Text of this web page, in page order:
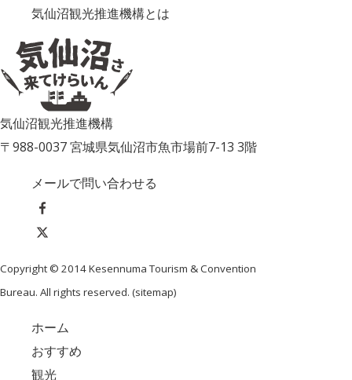
気仙沼観光推進機構とは
気仙沼観光推進機構
〒988-0037 宮城県気仙沼市魚市場前7-13 3階
メールで問い合わせる
Copyright © 2014 Kesennuma Tourism & Convention
Bureau. All rights reserved. (sitemap)
ホーム
おすすめ
観光